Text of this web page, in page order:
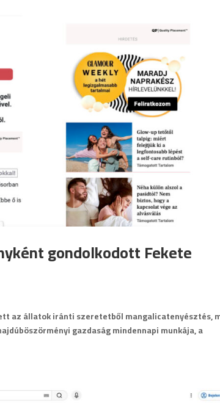
gondolkodott Fekete
az állatok iránti szeretetből mangalicatenyésztés,
gazdaság mindennapi munkája, a